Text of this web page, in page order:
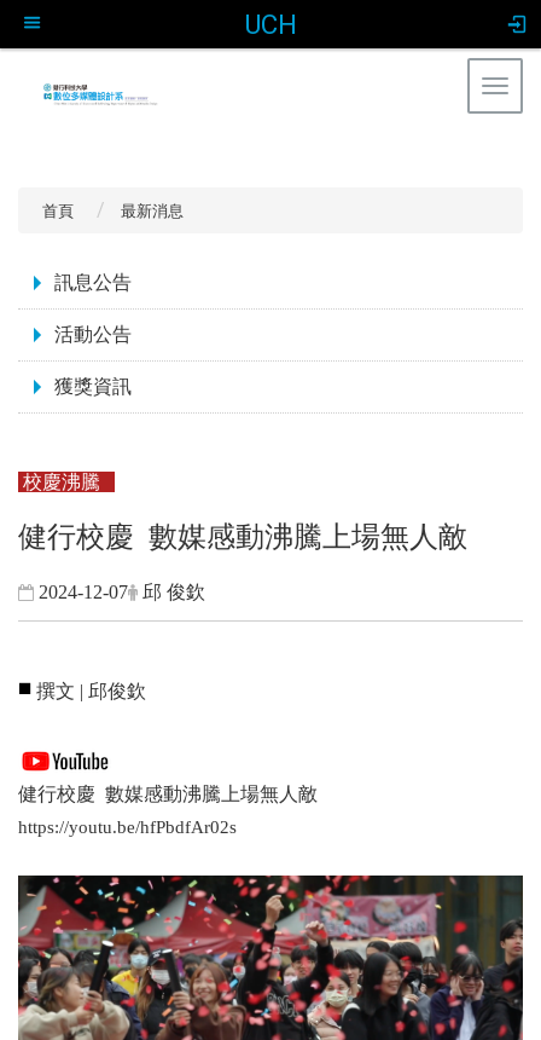
UCH
首頁 最新消息
訊息公告
活動公告
獲獎資訊
校慶沸騰
健行校慶 數媒感動沸騰上場無人敵
2024-12-07 邱 俊欽
◾ 撰文 | 邱俊欽
健行校慶 數媒感動沸騰上場無人敵
https://youtu.be/hfPbdfAr02s